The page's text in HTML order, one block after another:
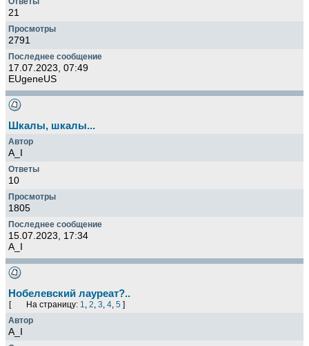
21
2791
17.07.2023, 07:49
EUgeneUS
Шкалы, шкалы...
A_I
10
1805
15.07.2023, 17:34
A_I
Нобелевский лауреат?..
[ На страницу: 1, 2, 3, 4, 5]
A_I